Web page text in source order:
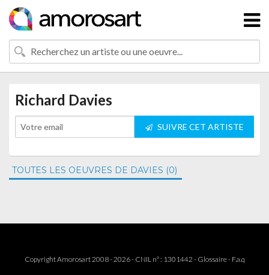
Richard Davies
SUIVRE CET ARTISTE
TOUTES LES OEUVRES DE DAVIES (0)
Copyright Amorosart 2008 - 2026 - CNIL n° : 1301442 - Glossaire- F.a.q